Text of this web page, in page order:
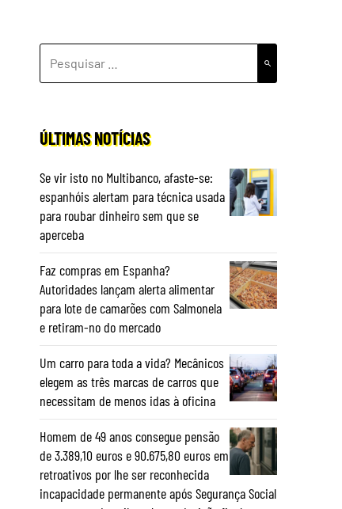
POR:
ÚLTIMAS NOTÍCIAS
Se vir isto no Multibanco, afaste-se:
espanhóis alertam para técnica usada
para roubar dinheiro sem que se
aperceba
Faz compras em Espanha?
Autoridades lançam alerta alimentar
para lote de camarões com Salmonela
e retiram-no do mercado
Um carro para toda a vida? Mecânicos
elegem as três marcas de carros que
necessitam de menos idas à oficina
Homem de 49 anos consegue pensão
de 3.389,10 euros e 90.675,80 euros em
retroativos por lhe ser reconhecida
incapacidade permanente após Segurança Social